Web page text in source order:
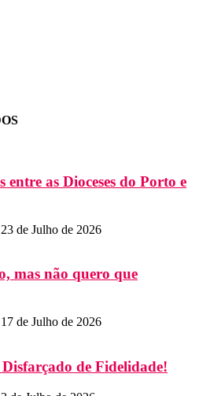
entre as Dioceses do Porto e
23 de Julho de 2026
mas não quero que
17 de Julho de 2026
de Fidelidade!